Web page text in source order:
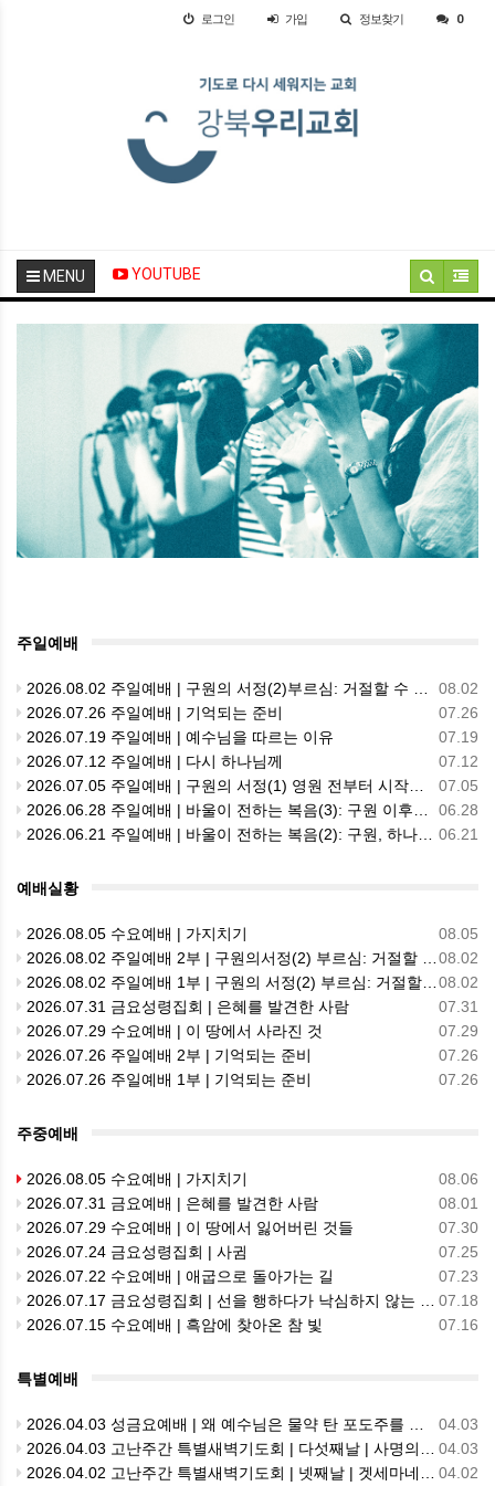
로그인 가입 정보찾기 0
MENU YOUTUBE
주일예배
08.02
2026.08.02 주일예배 | 구원의 서정(2)부르심: 거절할 수 없는 은혜의 시작
07.26
2026.07.26 주일예배 | 기억되는 준비
07.19
2026.07.19 주일예배 | 예수님을 따르는 이유
07.12
2026.07.12 주일예배 | 다시 하나님께
07.05
2026.07.05 주일예배 | 구원의 서정(1) 영원 전부터 시작된 사랑: 하나님의 예정과 선택
06.28
2026.06.28 주일예배 | 바울이 전하는 복음(3): 구원 이후의 삶, 하나님의 걸작품
06.21
2026.06.21 주일예배 | 바울이 전하는 복음(2): 구원, 하나님의 은혜
예배실황
08.05
2026.08.05 수요예배 | 가지치기
08.02
2026.08.02 주일예배 2부 | 구원의서정(2) 부르심: 거절할 수 없는 은혜의 시작
08.02
2026.08.02 주일예배 1부 | 구원의 서정(2) 부르심: 거절할 수 없는 은혜의 시작
07.31
2026.07.31 금요성령집회 | 은혜를 발견한 사람
07.29
2026.07.29 수요예배 | 이 땅에서 사라진 것
07.26
2026.07.26 주일예배 2부 | 기억되는 준비
07.26
2026.07.26 주일예배 1부 | 기억되는 준비
주중예배
08.06
2026.08.05 수요예배 | 가지치기
08.01
2026.07.31 금요예배 | 은혜를 발견한 사람
07.30
2026.07.29 수요예배 | 이 땅에서 잃어버린 것들
07.25
2026.07.24 금요성령집회 | 사귐
07.23
2026.07.22 수요예배 | 애굽으로 돌아가는 길
07.18
2026.07.17 금요성령집회 | 선을 행하다가 낙심하지 않는 이유
07.16
2026.07.15 수요예배 | 흑암에 찾아온 참 빛
특별예배
04.03
2026.04.03 성금요예배 | 왜 예수님은 물약 탄 포도주를 마시지 않으셨나?
04.03
2026.04.03 고난주간 특별새벽기도회 | 다섯째날 | 사명의 십자가: 신앙고백을 넘어 십자가의 길로
04.02
2026.04.02 고난주간 특별새벽기도회 | 넷째날 | 겟세마네의 눈물과 순종